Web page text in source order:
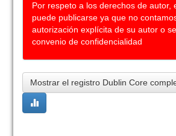
Por respeto a los derechos de autor,
puede publicarse ya que no
autorización explícita de su autor o
convenio de confidencialidad
Mostrar el registro Dublin Core